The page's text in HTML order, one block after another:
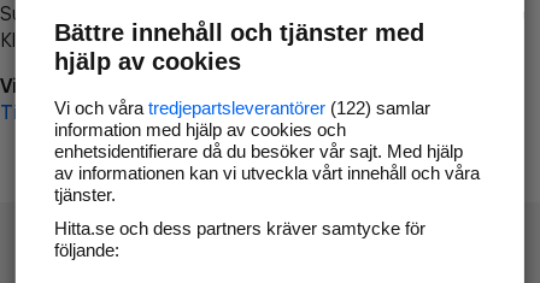
Surfa till
Klicka påTillbaka-knappen i webbläsaren och försök igen
Vi beklagar besväret!
Till startsidan
Bättre innehåll och tjänster med
hjälp av cookies
Vi och våra tredjepartsleverantörer(122) samlar
information med hjälp av cookies och
enhetsidentifierare då du besöker vår sajt. Med hjälp
av informationen kan vi utveckla vårt innehåll och våra
tjänster.
Hitta.se och dess partners kräver samtycke för
följande: